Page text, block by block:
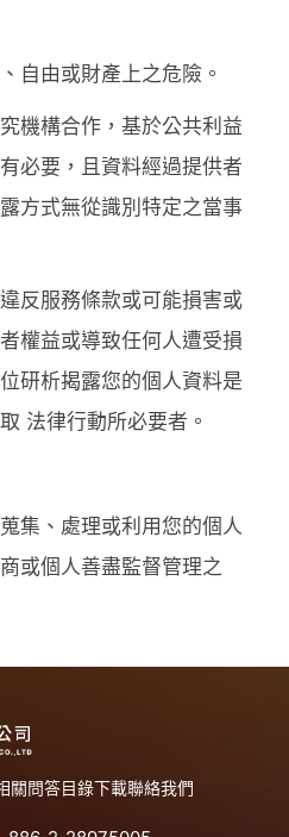
自由或財產上之危險。
機構合作，基於公共利益
必要，且資料經過提供者
方式無從識別特定之當事
反服務條款或可能損害或
權益或導致任何人遭受損
研析揭露您的個人資料是
法律行動所必要者。
集、處理或利用您的個人
或個人善盡監督管理之
關問答目錄下載聯絡我們